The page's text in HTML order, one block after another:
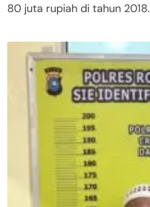
80 juta rupiah di tahun 2018.